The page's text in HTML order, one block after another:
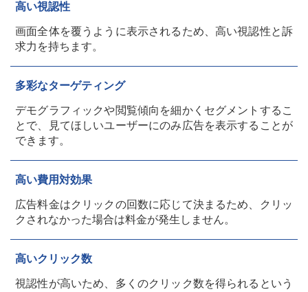
高い視認性
画面全体を覆うように表示されるため、高い視認性と訴
求力を持ちます。
多彩なターゲティング
デモグラフィックや閲覧傾向を細かくセグメントするこ
とで、見てほしいユーザーにのみ広告を表示することが
できます。
高い費用対効果
広告料金はクリックの回数に応じて決まるため、クリッ
クされなかった場合は料金が発生しません。
高いクリック数
視認性が高いため、多くのクリック数を得られるという